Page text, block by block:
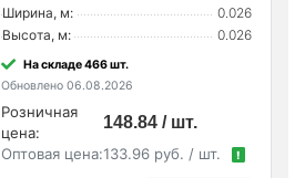
Ширина, м:
0.026
Высота, м:
0.026
На складе 466 шт.
Обновлено 06.08.2026
Розничная
цена:
148.84 / шт.
Оптовая цена:133.96 руб. / шт. !